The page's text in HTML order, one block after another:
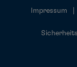
Impressum